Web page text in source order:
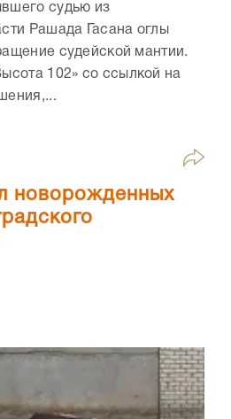
судью из
Рашада Гасана оглы
судейской мантии.
102» со ссылкой на
новорожденных